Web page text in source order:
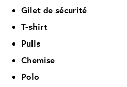
Gilet de sécurité
T-shirt
Pulls
Chemise
Polo